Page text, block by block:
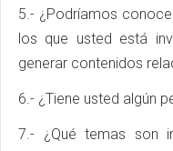
5.- ¿Podríamos
los que usted está
generar contenidos
6.- ¿Tiene usted algún
7.- ¿Qué temas son